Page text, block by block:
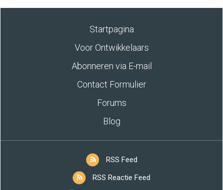
Startpagina
Voor Ontwikkelaars
Abonneren via E-mail
Contact Formulier
Forums
Blog
RSS Feed
RSS Reactie Feed